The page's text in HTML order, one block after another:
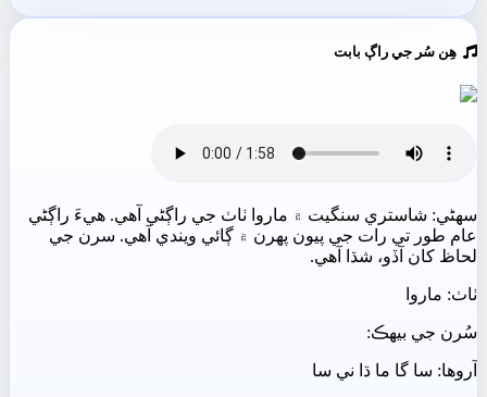
ھِن سُر جي راڳ بابت
سھڻي: شاستري سنگيت ۾ ماروا ٺاٺ جي راڳڻي آھي. ھيءَ راڳڻي
عام طور تي رات جي پيون پھرن ۾ ڳائي ويندي آھي. سرن جي
لحاظ کان آڏو، شڌا آھي.
ٺاٺ: ماروا
سُرن جي بيھڪ:
آروھا: سا گا ما ڌا ني سا